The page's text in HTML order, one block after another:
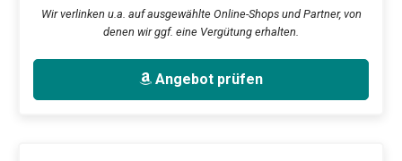
Wir verlinken u.a. auf ausgewählte Online-Shops und Partner, von
denen wir ggf. eine Vergütung erhalten.
Angebot prüfen